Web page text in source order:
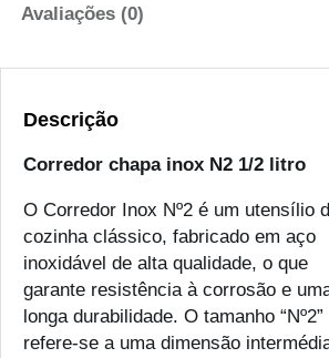
Avaliações (0)
Descrição
Corredor chapa inox N2 1/2 litro
O Corredor Inox Nº2 é um utensílio
cozinha clássico, fabricado em aço
inoxidável de alta qualidade, o que
garante resistência à corrosão e
longa durabilidade. O tamanho “Nº2”
refere-se a uma dimensão